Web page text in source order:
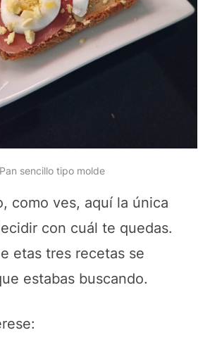
Pan sencillo tipo molde
como ves, aquí la única
con cuál te quedas.
etas tres recetas se
estabas buscando.